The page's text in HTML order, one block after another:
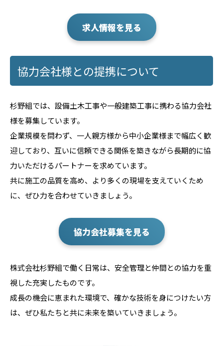
求人情報を見る
協力会社様との提携について
杉野組では、設備土木工事や一般建築工事に携わる協力会社
様を募集しています。
企業規模を問わず、一人親方様から中小企業様まで幅広く歓
迎しており、互いに信頼できる関係を築きながら長期的に協
力いただけるパートナーを求めています。
共に施工の品質を高め、より多くの現場を支えていくため
に、ぜひ力を合わせていきましょう。
協力会社募集を見る
株式会社杉野組で働く日常は、安全管理と仲間との協力を重
視した充実したものです。
成長の機会に恵まれた環境で、確かな技術を身につけたい方
は、ぜひ私たちと共に未来を築いていきましょう。